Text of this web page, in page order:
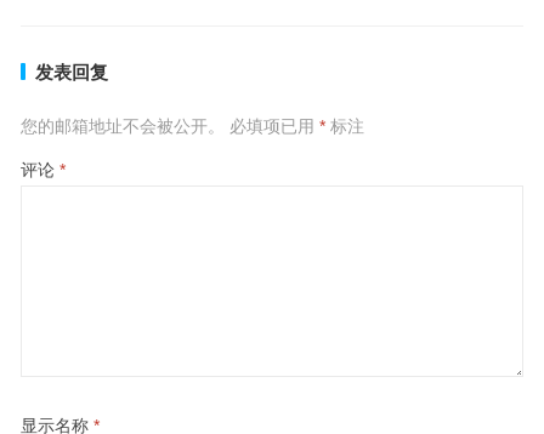
发表回复
您的邮箱地址不会被公开。 必填项已用 *标注
评论 *
显示名称 *